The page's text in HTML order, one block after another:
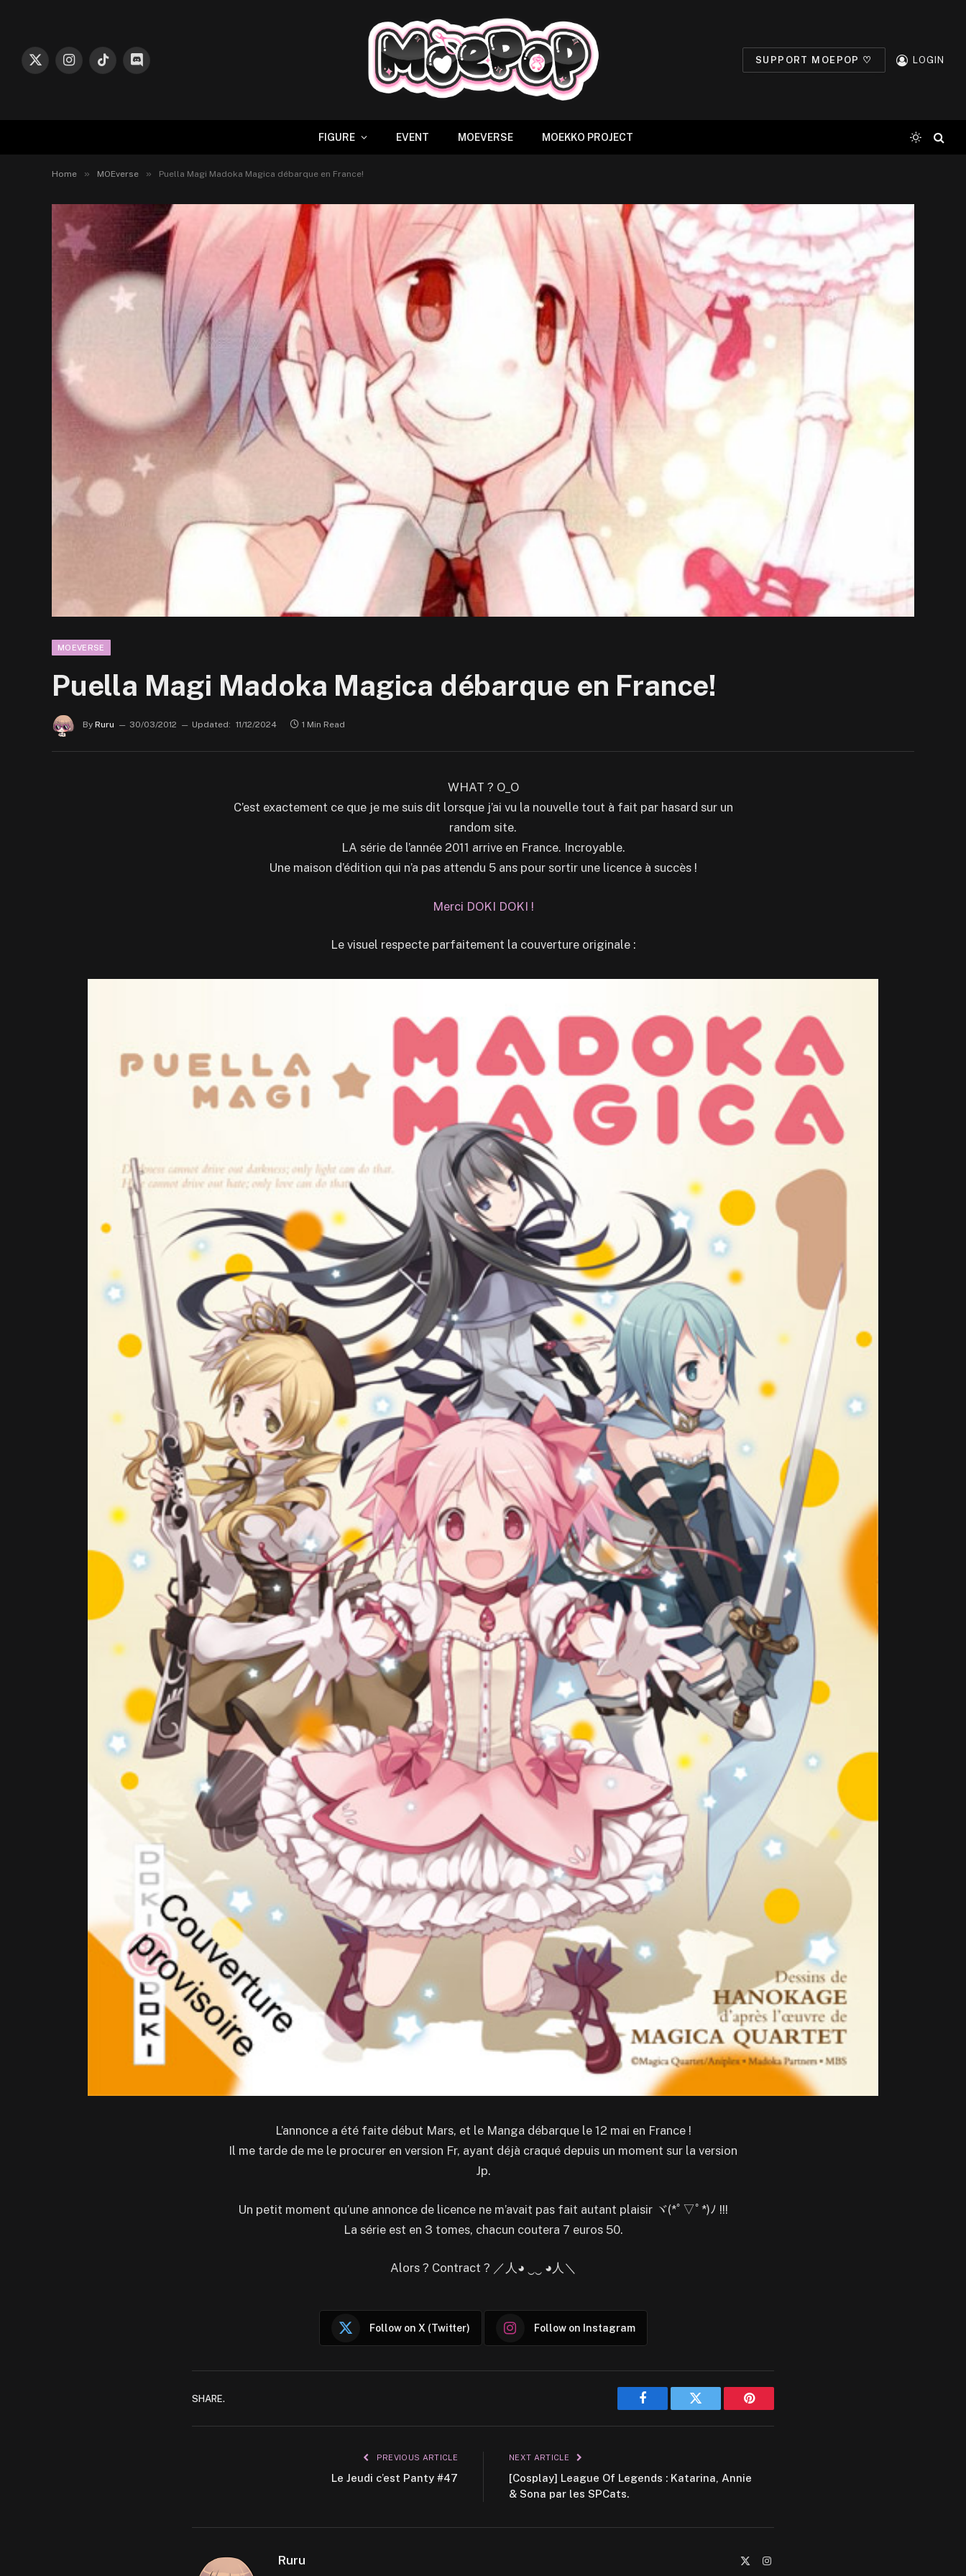
X
InstagramTikTokDiscord
SUPPORT MOEPOP ♡ LOGIN
FIGURE EVENT MOEVERSE MOEKKO PROJECT
Home » MOEverse » Puella Magi Madoka Magica débarque en France!
MOEVERSE
Puella Magi Madoka Magica débarque en France!
By Ruru 30/03/2012 Updated: 11/12/2024 1 Min Read
WHAT ? O_O
C’est exactement ce que je me suis dit lorsque j’ai vu la nouvelle tout à fait par hasard sur un
random site.
LA série de l’année 2011 arrive en France. Incroyable.
Une maison d’édition qui n’a pas attendu 5 ans pour sortir une licence à succès !
Merci DOKI DOKI !
Le visuel respecte parfaitement la couverture originale :
L’annonce a été faite début Mars, et le Manga débarque le 12 mai en France !
Il me tarde de me le procurer en version Fr, ayant déjà craqué depuis un moment sur la version
Jp.
Un petit moment qu’une annonce de licence ne m’avait pas fait autant plaisir ヾ(*ﾟ▽ﾟ*)ﾉ !!!
La série est en 3 tomes, chacun coutera 7 euros 50.
Alors ? Contract ? ／人◕ ‿‿ ◕人＼
Follow on X (Twitter) Follow on Instagram
SHARE.
Facebook Twitter Pinterest
PREVIOUS ARTICLE
Le Jeudi c’est Panty #47
NEXT ARTICLE
[Cosplay] League Of Legends : Katarina, Annie
& Sona par les SPCats.
Ruru Instagram